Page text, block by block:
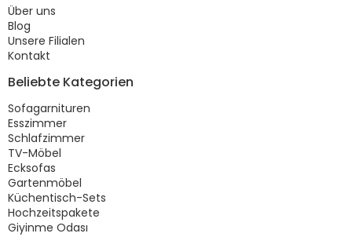
Über uns
Blog
Unsere Filialen
Kontakt
Beliebte Kategorien
Sofagarnituren
Esszimmer
Schlafzimmer
TV-Möbel
Ecksofas
Gartenmöbel
Küchentisch-Sets
Hochzeitspakete
Giyinme Odası